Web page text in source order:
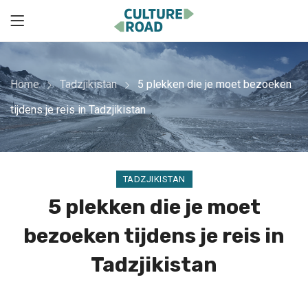
Home Tadzjikistan
5 plekken die je moet bezoeken
tijdens je reis in Tadzjikistan
TADZJIKISTAN
5 plekken die je moet
bezoeken tijdens je reis in
Tadzjikistan